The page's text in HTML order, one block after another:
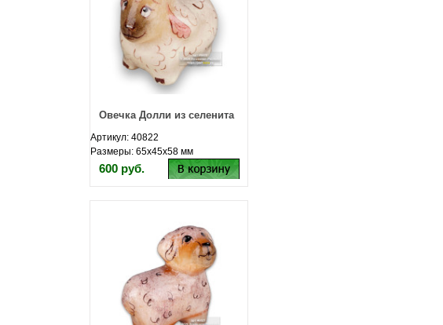
Овечка Долли из селенита
Артикул: 40822
Размеры: 65х45х58 мм
600 руб.